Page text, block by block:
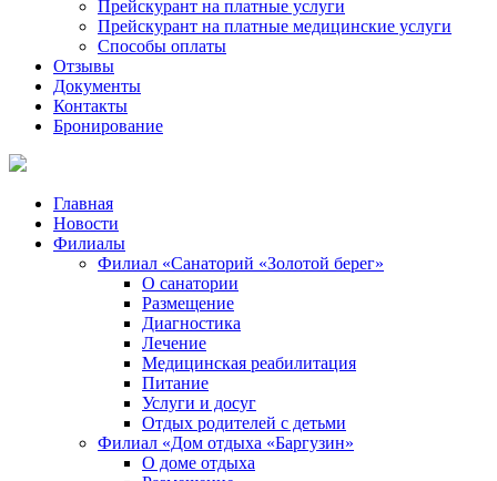
Прейскурант на платные услуги
Прейскурант на платные медицинские услуги
Способы оплаты
Отзывы
Документы
Контакты
Бронирование
Главная
Новости
Филиалы
Филиал «Санаторий «Золотой берег»
О санатории
Размещение
Диагностика
Лечение
Медицинская реабилитация
Питание
Услуги и досуг
Отдых родителей с детьми
Филиал «Дом отдыха «Баргузин»
О доме отдыха